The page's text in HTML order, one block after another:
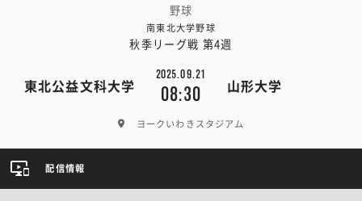
野球
南東北大学野球
秋季リーグ戦 第4週
東北公益文科大学
2025.09.21
08:30 山形大学
ヨークいわきスタジアム
配信情報